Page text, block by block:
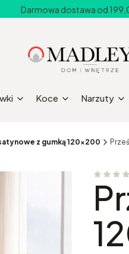
Darmowa dostawa od
Koce Narzuty
z gumką 120x200